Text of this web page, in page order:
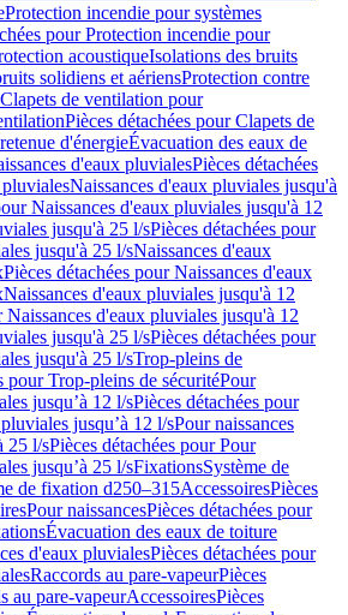
Protection incendie pour systèmes
pour Protection incendie pour
acoustiqueIsolations des bruits
solidiens et aériensProtection contre
Clapets de ventilation pour
Pièces détachées pour Clapets de
d'énergieÉvacuation des eaux de
d'eaux pluvialesPièces détachées
Naissances d'eaux pluviales jusqu'à
Naissances d'eaux pluviales jusqu'à 12
jusqu'à 25 l/sPièces détachées pour
jusqu'à 25 l/sNaissances d'eaux
Pièces détachées pour Naissances d'eaux
Naissances d'eaux pluviales jusqu'à 12
Naissances d'eaux pluviales jusqu'à 12
jusqu'à 25 l/sPièces détachées pour
jusqu'à 25 l/sTrop-pleins de
pour Trop-pleins de sécuritéPour
jusqu’à 12 l/sPièces détachées pour
jusqu’à 12 l/sPour naissances
25 l/sPièces détachées pour Pour
jusqu’à 25 l/sFixationsSystème de
de fixation d250–315AccessoiresPièces
Pour naissancesPièces détachées pour
Évacuation des eaux de toiture
d'eaux pluvialesPièces détachées pour
Raccords au pare-vapeurPièces
au pare-vapeurAccessoiresPièces